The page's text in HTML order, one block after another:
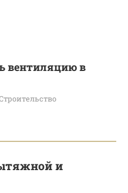
вентиляцию в
и